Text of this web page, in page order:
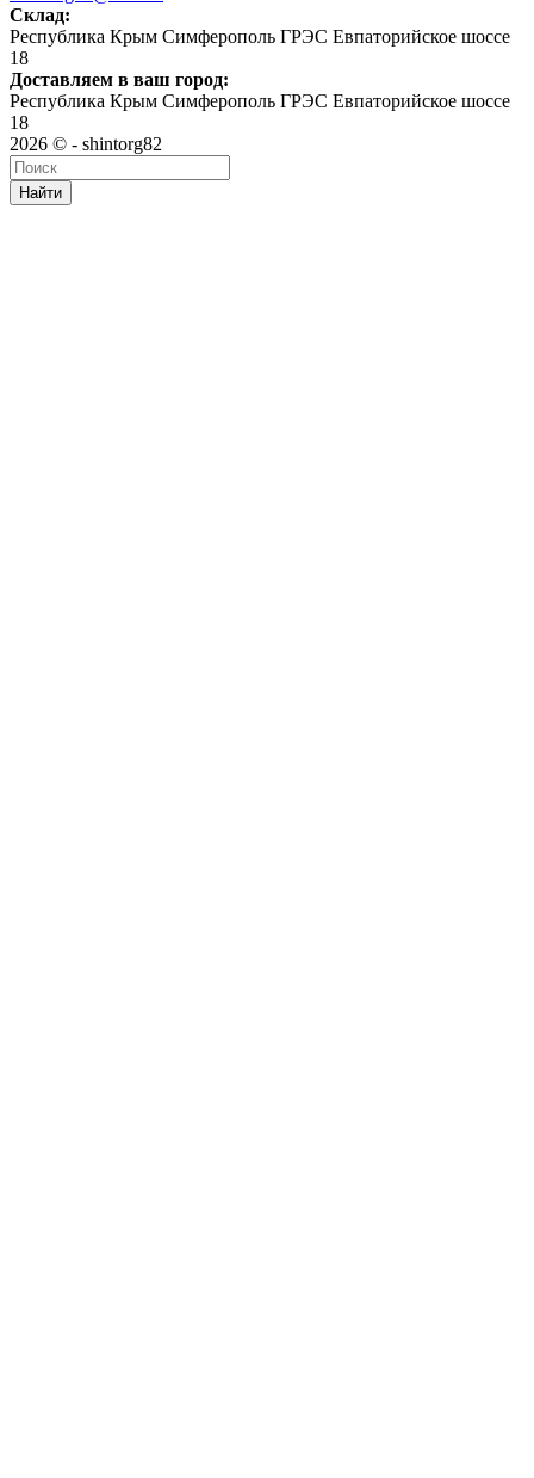
Склад:
Республика Крым Симферополь ГРЭС Евпаторийское шоссе
18
Доставляем в ваш город:
Республика Крым Симферополь ГРЭС Евпаторийское шоссе
18
2026 © - shintorg82
Найти